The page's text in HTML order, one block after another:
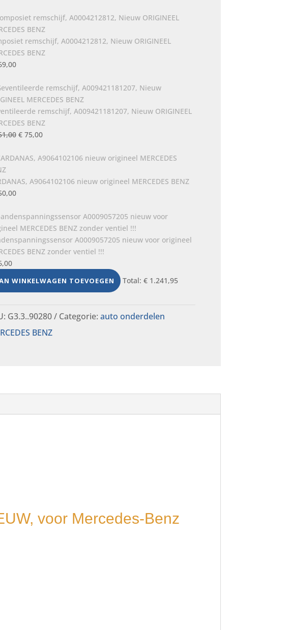
was:
€ 52,00.
is:
€ 40,00.
remschijf, A0004212812, Nieuw ORIGINEEL
BENZ
remschijf, A009421181207, Nieuw ORIGINEEL
BENZ
Oorspronkelijke
was:
€75,00Huidige
is:
A9064102106 nieuw origineel MERCEDES BENZ
A0009057205 nieuw voor origineel
BENZ zonder ventiel !!!
WINKELWAGEN TOEVOEGEN Total: €1.241,95
G3.3..90280 Categorie: auto onderdelen
BENZ
voor Mercedes-Benz